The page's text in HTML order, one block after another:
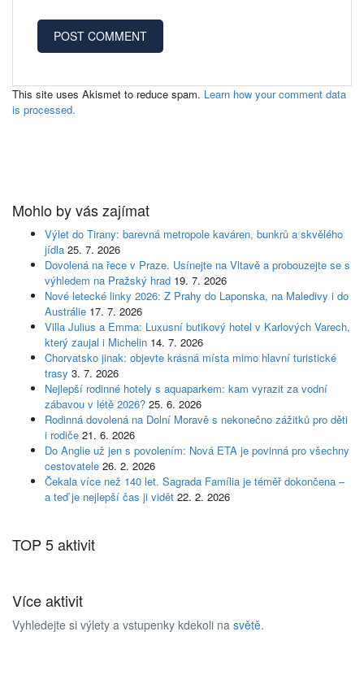
This site uses Akismet to reduce spam. Learn how your comment data
is processed.
Mohlo by vás zajímat
Výlet do Tirany: barevná metropole kaváren, bunkrů a skvělého
jídla 25. 7. 2026
Dovolená na řece v Praze. Usínejte na Vltavě a probouzejte se s
výhledem na Pražský hrad 19. 7. 2026
Nové letecké linky 2026: Z Prahy do Laponska, na Maledivy i do
Austrálie 17. 7. 2026
Villa Julius a Emma: Luxusní butikový hotel v Karlových Varech,
který zaujal i Michelin 14. 7. 2026
Chorvatsko jinak: objevte krásná místa mimo hlavní turistické
trasy 3. 7. 2026
Nejlepší rodinné hotely s aquaparkem: kam vyrazit za vodní
zábavou v létě 2026? 25. 6. 2026
Rodinná dovolená na Dolní Moravě s nekonečno zážitků pro děti
i rodiče 21. 6. 2026
Do Anglie už jen s povolením: Nová ETA je povinná pro všechny
cestovatele 26. 2. 2026
Čekala více než 140 let. Sagrada Família je téměř dokončena –
a teď je nejlepší čas ji vidět 22. 2. 2026
TOP 5 aktivit
Více aktivit
Vyhledejte si výlety a vstupenky kdekoli na světě.